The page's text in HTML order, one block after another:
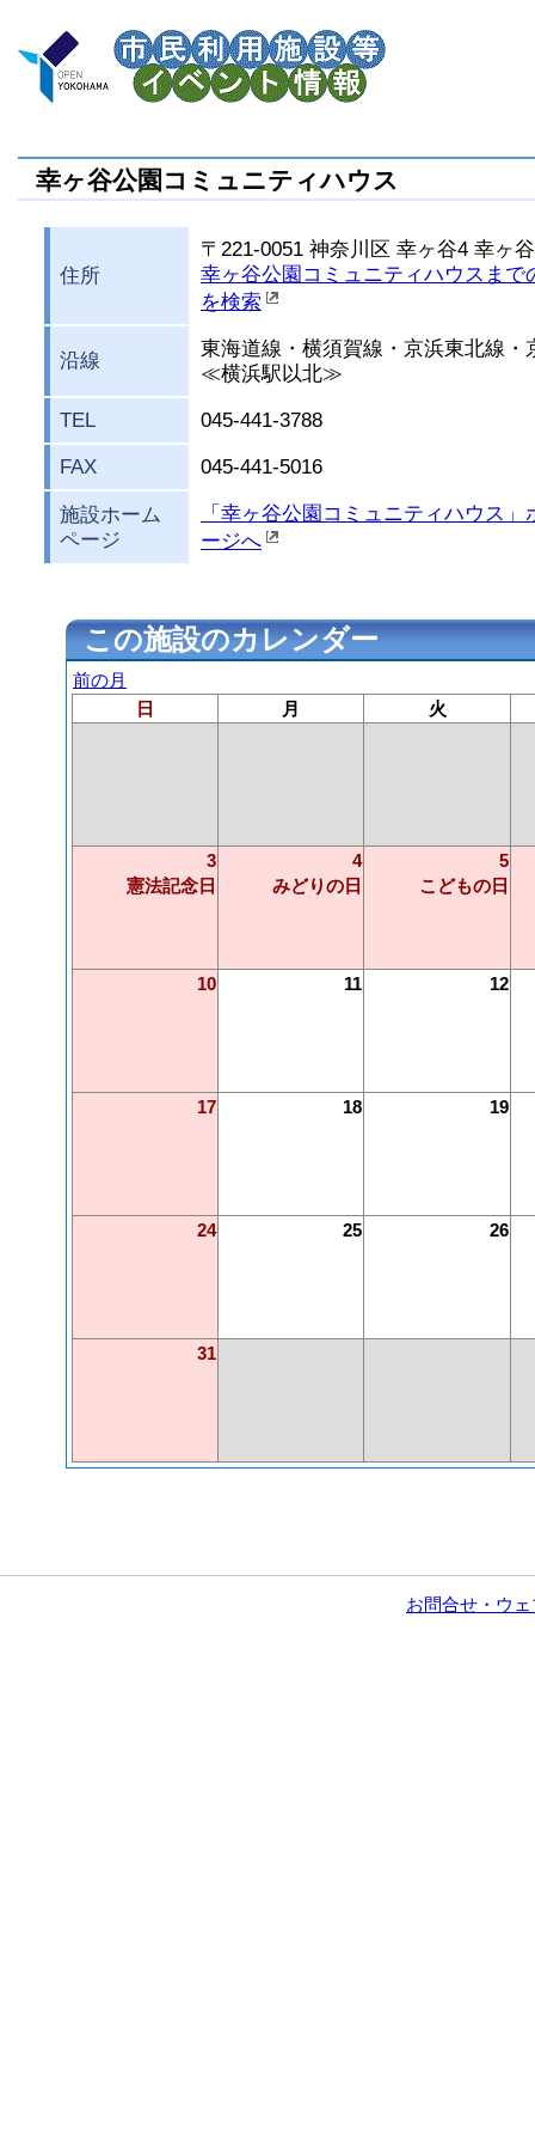
幸ヶ谷公園コミュニティハウス
住所
〒221-0051 神奈川区 幸ヶ谷4 幸ヶ
幸ヶ谷公園コミュニティハウスまで
を検索
沿線
東海道線・横須賀線・京浜東北線・
≪横浜駅以北≫
TEL 045-441-3788
FAX 045-441-5016
施設ホーム
ページ
「幸ヶ谷公園コミュニティハウス」
ージへ
この施設のカレンダー
前の月
日
月 火
3
憲法記念日
4
みどりの日
5
こどもの日
10 11 12
17 18 19
24 25 26
31
お問合せ・ウ